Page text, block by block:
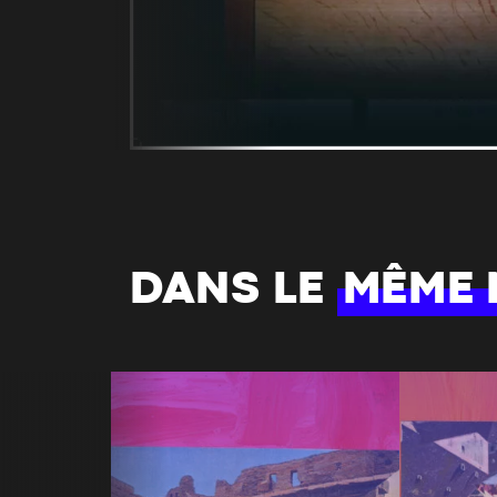
DANS LE MÊME